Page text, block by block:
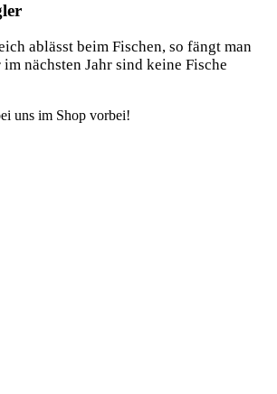
ablässt beim Fischen, so fängt man
nächs­ten Jahr sind kei­ne Fische
uns im Shop vorbei!